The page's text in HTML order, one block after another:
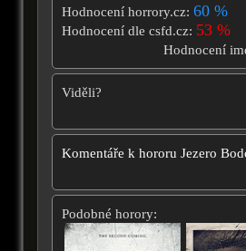
Hodnocení horrory.cz: 60 %
Hodnocení dle csfd.cz: 53 %
Hodnocení
Viděli?
Komentáře k hororu Jezero
Podobné horory: